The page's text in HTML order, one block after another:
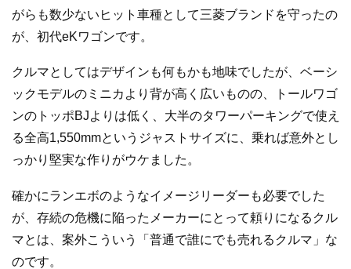
がらも数少ないヒット車種として三菱ブランドを守ったの
が、初代eKワゴンです。
クルマとしてはデザインも何もかも地味でしたが、ベーシ
ックモデルのミニカより背が高く広いものの、トールワゴ
ンのトッポBJよりは低く、大半のタワーパーキングで使え
る全高1,550mmというジャストサイズに、乗れば意外とし
っかり堅実な作りがウケました。
確かにランエボのようなイメージリーダーも必要でした
が、存続の危機に陥ったメーカーにとって頼りになるクル
マとは、案外こういう「普通で誰にでも売れるクルマ」な
のです。